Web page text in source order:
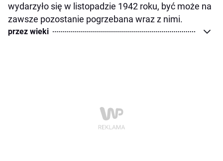
wydarzyło się w listopadzie 1942 roku, być może na
zawsze pozostanie pogrzebana wraz z nimi.
przez wieki